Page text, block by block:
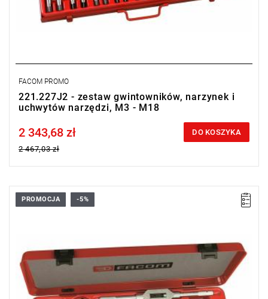
FACOM PROMO
221.227J2 - zestaw gwintowników, narzynek i
uchwytów narzędzi, M3 - M18
Price tax included
2 343,68 zł
2 467,03 zł
DO KOSZYKA
Zakres zestawu: M3 - M12
PROMOCJA -5%